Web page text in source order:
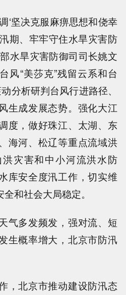
坚决克服麻痹思想和侥幸
期、牢牢守住水旱灾害防
水旱灾害防御司司长姚文
风“美莎克”残留云系和台
分析研判台风行进路径、
生成发展态势。强化大江
度，做好珠江、太湖、东
海河、松辽等重点流域洪
灾害和中小河流洪水防
库安全度汛工作，切实维
和社会大局稳定。
多发频发，强对流、短
生概率增大，北京市防汛
北京市推动建设防汛态